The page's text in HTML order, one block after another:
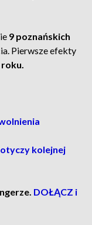
9 poznańskich
Pierwsze efekty
kolejnej
DOŁĄCZ i